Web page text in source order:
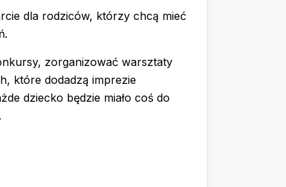
dla rodziców, którzy chcą mieć
zorganizować warsztaty
które dodadzą imprezie
dziecko będzie miało coś do